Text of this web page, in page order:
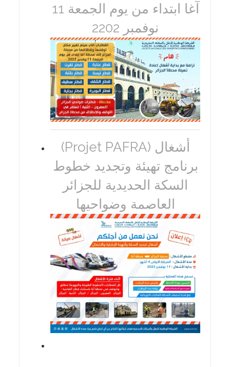
آغا ابتداء من يوم الجمعة 11
نوفمبر 2202
(Projet PAFRA) أشغال
برنامج تهيئة وتجديد خطوط
السكة الحديدية للجزائر
العاصمة وضواحيها